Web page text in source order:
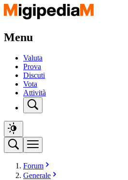
Menu
Valuta
Prova
Discuti
Vota
Attività
Forum
Generale